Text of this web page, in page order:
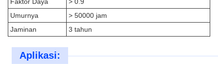
Umurnya
> 50000 jam
Jaminan
3 tahun
Aplikasi: